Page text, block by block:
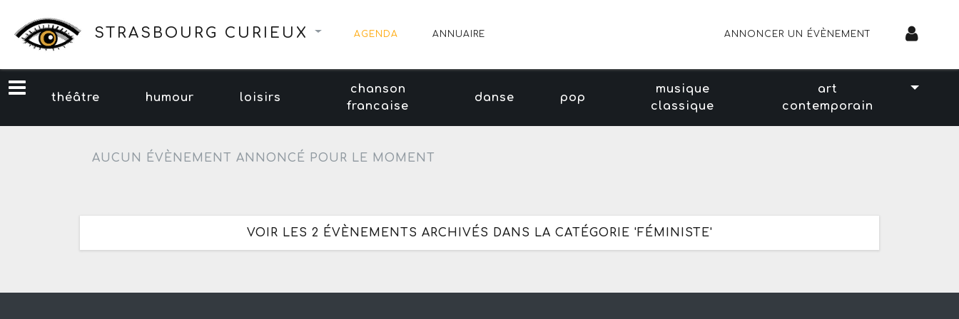
STRASBOURG CURIEUX AGENDA ANNUAIRE ANNONCER UN ÉVÈNEMENT
théâtre humour loisirs
chanson
francaise
danse pop
musique
classique
art
contemporain
AUCUN ÉVÈNEMENT ANNONCÉ POUR LE MOMENT
VOIR LES 2 ÉVÈNEMENTS ARCHIVÉS DANS LA CATÉGORIE 'FÉMINISTE'